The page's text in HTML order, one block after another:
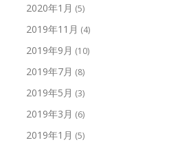
2020年1月 (5)
2019年11月 (4)
2019年9月 (10)
2019年7月 (8)
2019年5月 (3)
2019年3月 (6)
2019年1月 (5)